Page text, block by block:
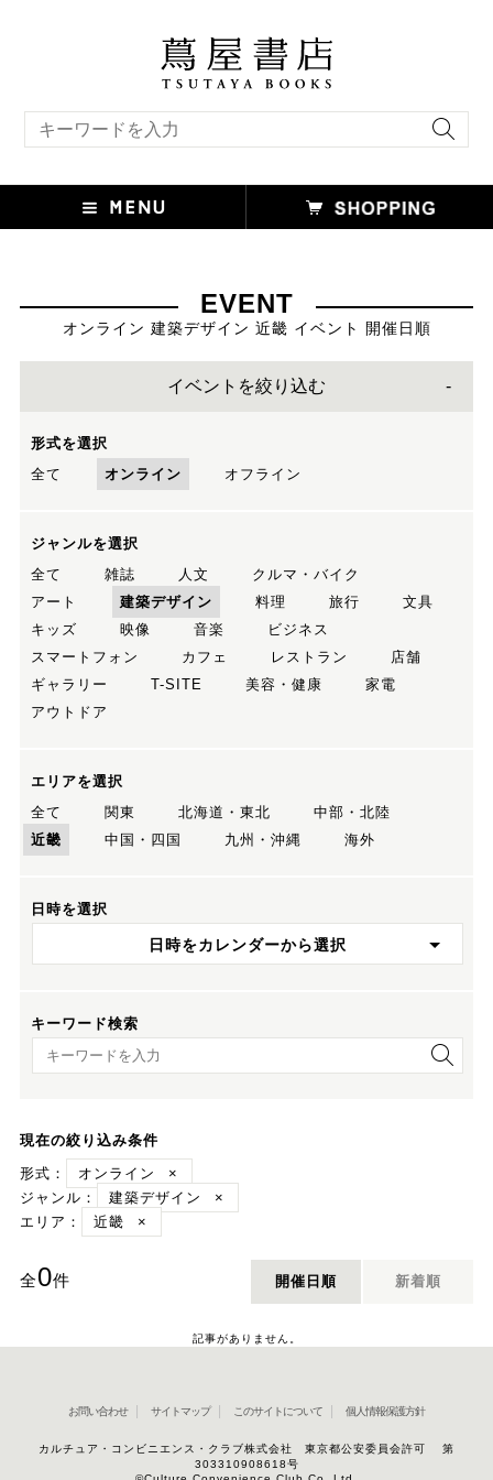
EVENT
オンライン 建築デザイン 近畿 イベント 開催日順
イベントを絞り込む
形式を選択
全て
オンライン オフライン
ジャンルを選択
全て
雑誌 人文
クルマ・バイク
アート
建築デザイン 料理 旅行
文具
キッズ
映像 音楽
ビジネス
スマートフォン
カフェ レストラン
店舗
ギャラリー
T-SITE 美容・健康
家電
アウトドア
エリアを選択
全て
関東 北海道・東北
中部・北陸
近畿
中国・四国 九州・沖縄 海外
日時を選択
日時をカレンダーから選択
キーワード検索
キーワード検索
現在の絞り込み条件
形式：
オンライン
×
ジャンル：
建築デザイン
×
エリア：
近畿 ×
全0件 開催日順 新着順
記事がありません。
お問い合わせ サイトマップ このサイトについて 個人情報保護方針
カルチュア・コンビニエンス・クラブ株式会社 東京都公安委員会許可 第
303310908618号